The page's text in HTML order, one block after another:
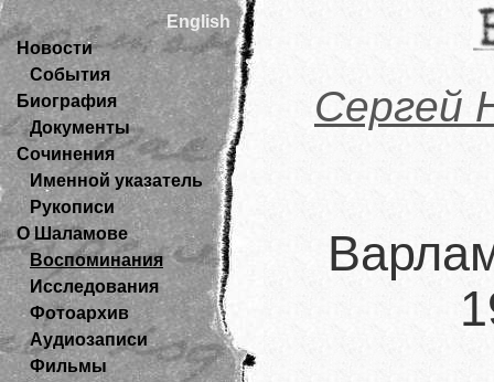
English
Новости
События
Биография
Документы
Сочинения
Именной указатель
Рукописи
О Шаламове
Воспоминания
Исследования
Фотоархив
Аудиозаписи
Фильмы
Сергей